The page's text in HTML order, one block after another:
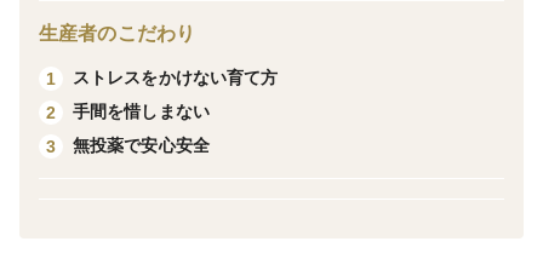
発送直前に活鮎を氷で〆てお届けします。
お気軽にご質問いただけましたら、サイズをお知らせい
たします。
生産者のこだわり
1
ストレスをかけない育て方
2
手間を惜しまない
3
無投薬で安心安全